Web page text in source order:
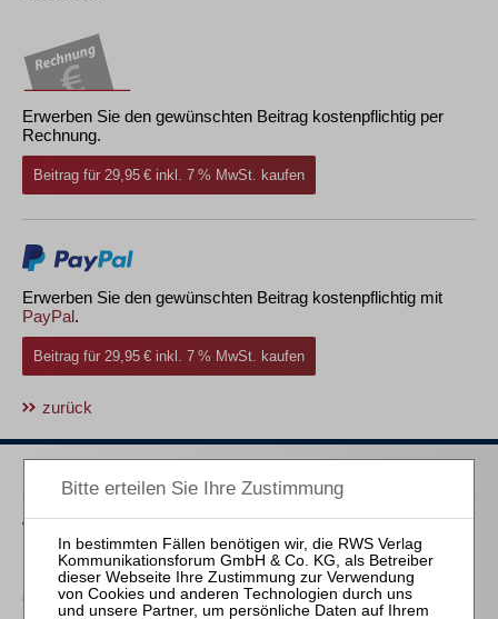
Erwerben Sie den gewünschten Beitrag kostenpflichtig per
Rechnung.
Beitrag für 29,95 € inkl. 7 % MwSt. kaufen
Erwerben Sie den gewünschten Beitrag kostenpflichtig mit
PayPal.
Beitrag für 29,95 € inkl. 7 % MwSt. kaufen
zurück
Wächter
M&A Litigation
Göthel (Hrsg.)